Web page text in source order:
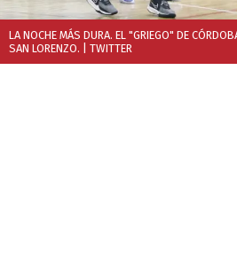
LA NOCHE MÁS DURA. EL "GRIEGO" DE
SAN LORENZO. | TWITTER